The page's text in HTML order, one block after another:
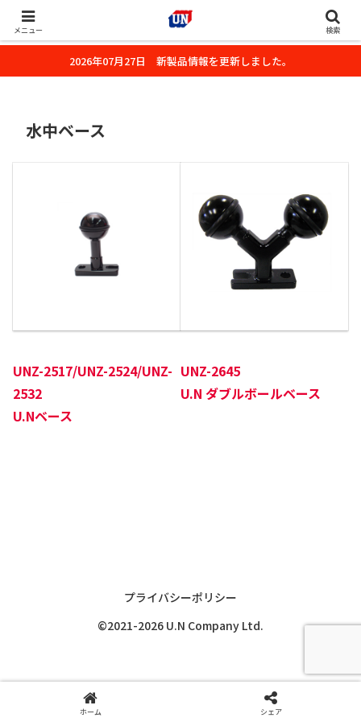
株式会社ユーエヌのオフィシャルホームページです。デジタルカメラ・カメ
ラ・水中撮影用の撮影アクセサリーのご紹介をいたします。
2026年07月27日 新製品情報を更新しました。
水中ベース
UNZ-2517/UNZ-2524/UNZ-
2532
U.Nベース
UNZ-2645
U.N ダブルボールベース
プライバシーポリシー
©2021-2026 U.N Company Ltd.
メニュー 検索
ホーム シェア